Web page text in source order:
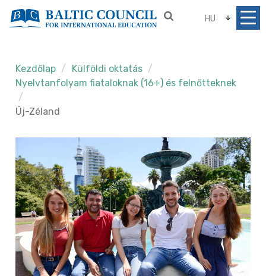
HU
Kezdőlap
Külföldi oktatás
Nyelvtanfolyam fiataloknak (16+) és felnőtteknek
Új-Zéland